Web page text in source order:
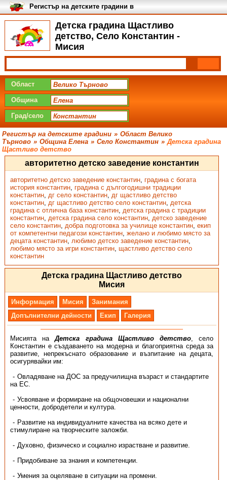
Детска градина Щастливо
детство, Село Константин -
Мисия
Регистър на детските градини в
България
Област
Община
Град/село
Регистър на детските градини » Област Велико
Търново » Община Елена » Село Константин » Детска градина
Щастливо детство
авторитетно детско заведение константин
авторитетно детско заведение константин, градина с богата
история константин, градина с дългогодишни традиции
константин, дг село константин, дг щастливо детство
константин, дг щастливо детство село константин, детска
градина с отлична база константин, детска градина с традиции
константин, детска градина село константин, детско заведение
село константин, добра подготовка за училище константин, екип
от компетентни педагози константин, желано и любимо място за
децата константин, любимо детско заведение константин,
любимо място за игри константин, щастливо детство село
константин
Детска градина Щастливо детство
Мисия
Информация Мисия
Занимания
Допълнителни дейности
Екип Галерия
Мисията наДетска градина Щастливо детство, село
Константин е създаването на модерна и благоприятна среда за
развитие, непрекъснато образование и възпитание на децата,
осигурявайки им:
Овладяване на ДОС за предучилищна възраст и стандартите
на ЕС.
Усвояване и формиране на общочовешки и национални
ценности, добродетели и култура.
Развитие на индивидуалните качества на всяко дете и
стимулиране на творческите заложби.
Духовно, физическо и социално израстване и развитие.
Придобиване за знания и компетенции.
Умения за оцеляване в ситуации на промени.